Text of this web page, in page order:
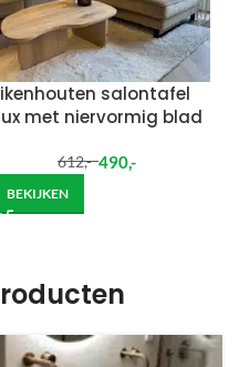
salontafel
met niervormig blad
612,- 490,-
BEKIJKEN